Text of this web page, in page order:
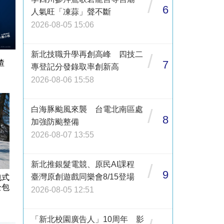
人氣旺「凍蒜」聲不斷
2026-08-05 15:06
/ 6
新北技職升學再創高峰 四技二
專登記分發錄取率創新高
2026-08-06 15:58
/ 7
白海豚颱風來襲 台電北南區處
加強防颱整備
2026-08-07 13:55
/ 8
新北推銀髮電競、原民AI課程
臺灣原創遊戲同樂會8/15登場
2026-08-05 12:51
/ 9
「新北校園廣告人」10周年 影